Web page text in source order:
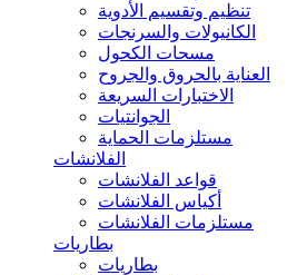
تنظيم وتقسيم الأدوية
الكانيولات والسرنجات
مسحات الكحول
العناية بالحروق والجروح
الاختبارات السريعة
الجوانتيات
مستلزمات الحماية
الفلانشات
قواعد الفلانشات
أكياس الفلانشات
مستلزمات الفلانشات
بطاريات
بطاريات